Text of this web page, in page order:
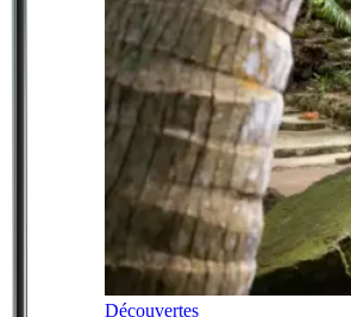
Découvertes